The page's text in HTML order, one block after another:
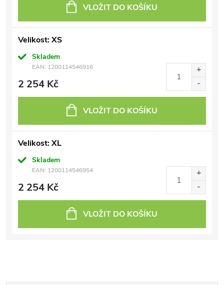
VLOŽIT DO KOŠÍKU
Velikost: XS
Skladem
EAN: 1200114546916
2 254 Kč
VLOŽIT DO KOŠÍKU
Velikost: XL
Skladem
EAN: 1200114546954
2 254 Kč
VLOŽIT DO KOŠÍKU